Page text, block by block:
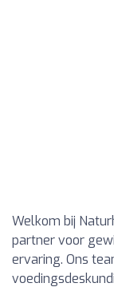
Welkom bij
partner voor
ervaring. Ons